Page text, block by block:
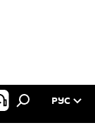
РУС